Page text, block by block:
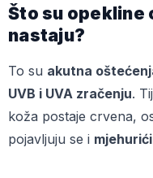
Što su opekline
nastaju?
To su akutna
UVB i UVA zračenju.
koža postaje crvena,
pojavljuju se i